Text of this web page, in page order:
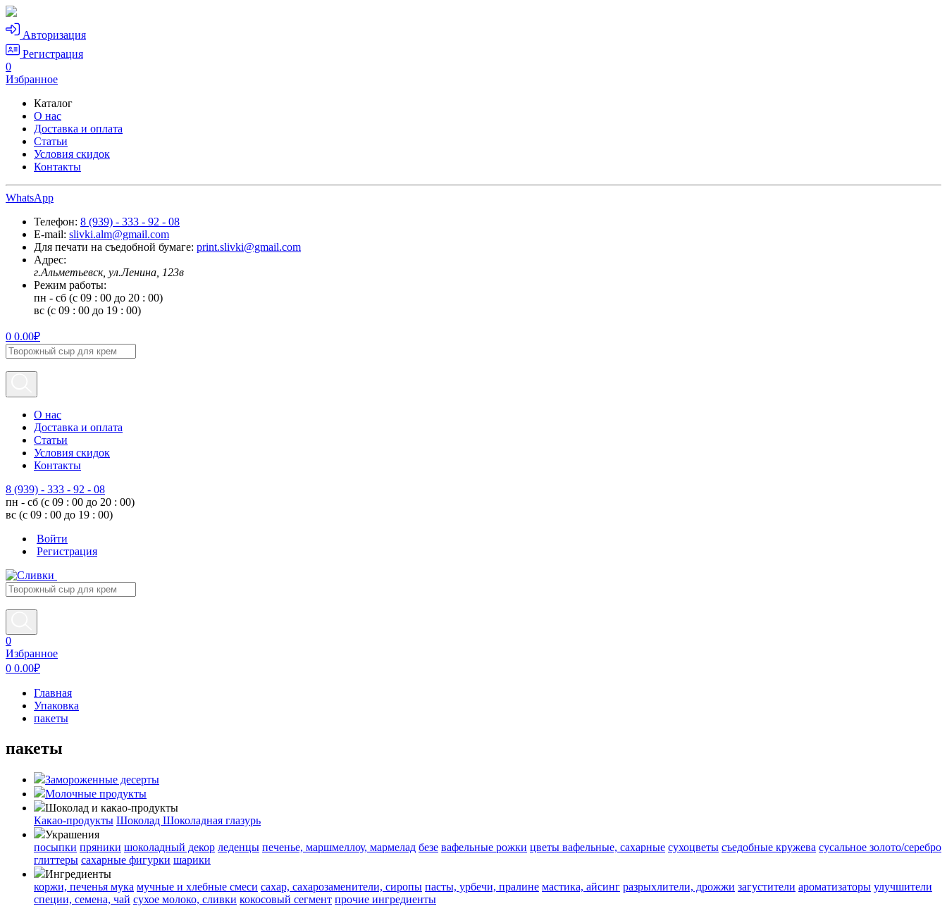
Авторизация
Регистрация
0
Избранное
Каталог
О нас
Доставка и оплата
Статьи
Условия скидок
Контакты
WhatsApp
Телефон: 8 (939) - 333 - 92 - 08
E-mail: slivki.alm@gmail.com
Для печати на съедобной бумаге: print.slivki@gmail.com
Адрес:
г.Альметьевск, ул.Ленина, 123в
Режим работы:
пн - сб (с 09 : 00 до 20 : 00)
вс (с 09 : 00 до 19 : 00)
0 0.00₽
О нас
Доставка и оплата
Статьи
Условия скидок
Контакты
8 (939) - 333 - 92 - 08
пн - сб (с 09 : 00 до 20 : 00)
вс (с 09 : 00 до 19 : 00)
Войти
Регистрация
0
Избранное
0 0.00₽
Главная
Упаковка
пакеты
пакеты
Замороженные десерты
Молочные продукты
Шоколад и какао-продукты
Какао-продукты Шоколад Шоколадная глазурь
Украшения
посыпки пряники шоколадный декор леденцы печенье, маршмеллоу, мармелад безе вафельные рожки цветы вафельные, сахарные сухоцветы съедобные кружева сусальное золото/серебро
глиттеры сахарные фигурки шарики
Ингредиенты
коржи, печенья мука мучные и хлебные смеси сахар, сахарозаменители, сиропы пасты, урбечи, пралине мастика, айсинг разрыхлители, дрожжи загустители ароматизаторы улучшители
специи, семена, чай сухое молоко, сливки кокосовый сегмент прочие ингредиенты